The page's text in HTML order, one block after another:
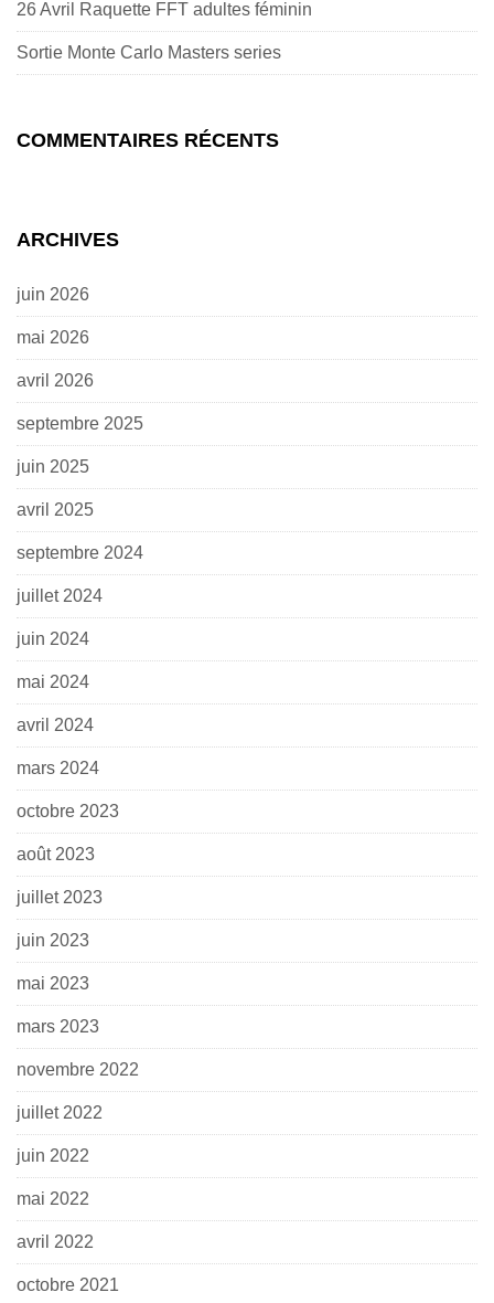
26 Avril Raquette FFT adultes féminin
Sortie Monte Carlo Masters series
COMMENTAIRES RÉCENTS
ARCHIVES
juin 2026
mai 2026
avril 2026
septembre 2025
juin 2025
avril 2025
septembre 2024
juillet 2024
juin 2024
mai 2024
avril 2024
mars 2024
octobre 2023
août 2023
juillet 2023
juin 2023
mai 2023
mars 2023
novembre 2022
juillet 2022
juin 2022
mai 2022
avril 2022
octobre 2021